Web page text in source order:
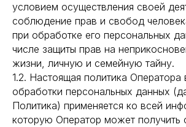
условием осуществления своей
соблюдение прав и свобод
при обработке его персональных
числе защиты прав на
жизни, личную и семейную тайну.
1.2. Настоящая политика
обработки персональных данных
Политика) применяется ко всей
которую Оператор может получить